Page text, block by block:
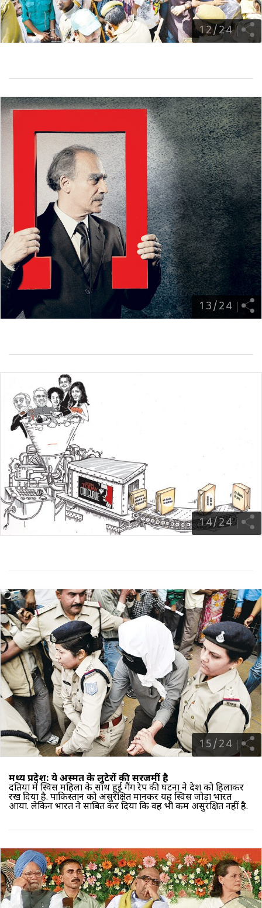
12/24
13/24
14/24
15/24
मध्य प्रदेश: ये अस्मत के लुटेरों की सरजमीं है
दतिया में स्विस महिला के साथ हुई गैंग रेप की घटना ने देश को हिलाकर
रख दिया है. पाकिस्तान को असुरक्षित मानकर यह स्विस जोड़ा भारत
आया. लेकिन भारत ने साबित कर दिया कि वह भी कम असुरक्षित नहीं है.